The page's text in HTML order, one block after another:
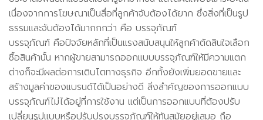
เนื่องจากการโฆษณาเป็นสื่อที่ลูกค้าจับต้องได้ยาก ซึ่งสิ่งที่เป็นรูป
ธรรมและจับต้องได้มากกกว่า คือ บรรจุภัณฑ์
บรรจุภัณฑ์ คือปัจจัยหลักที่เป็นแรงสนับสนุนให้ลูกค้าตัดสินใจเลือก
ซื้อสินค้านั้น หากผู้ขายสามารถออกแบบบรรจุภัณฑ์ให้มีความแตก
ต่างก็จะมีผลต่อการเติบโตทางธุรกิจ อีกทั้งยังเพิ่มยอดขายและ
สร้างมูลค่าของแบรนด์ได้เป็นอย่างดี สิ่งสำคัญของการออกแบบ
บรรจุภัณฑ์ไม่ได้อยู่ที่การใช้งาน แต่เป็นการออกแบบที่ต้องปรับ
เปลี่ยนรูปแบบหรือปรับปรุงบรรจุภัณฑ์ให้ทันสมัยอยู่เสมอ ถือ